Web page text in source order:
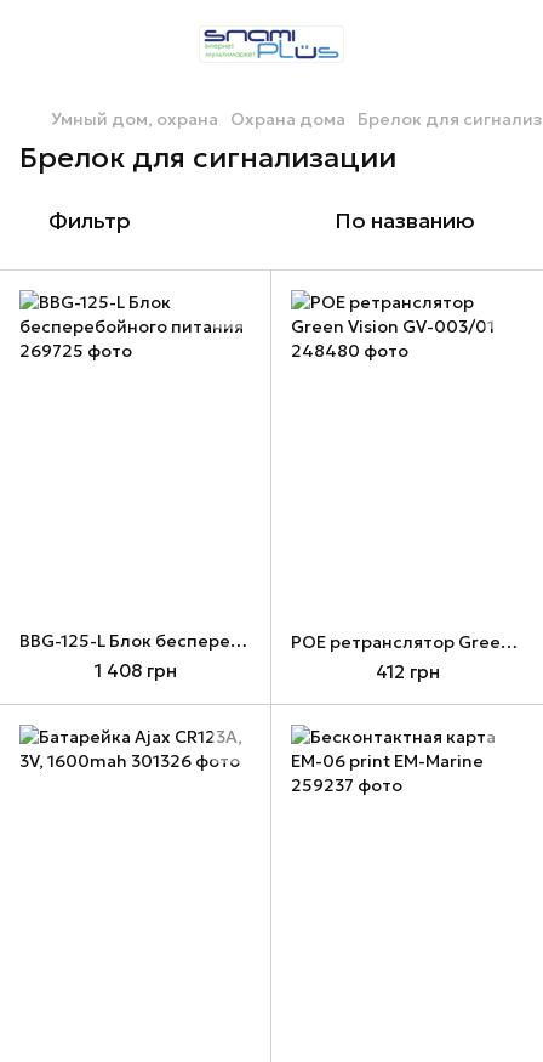
Умный дом, охрана Охрана дома Брелок для
Брелок для сигнализации
Фильтр По названию
BBG-125-L Блок бесперебойного питания
1 408 грн
POE ретранслятор Green Vision GV-003/01
412 грн